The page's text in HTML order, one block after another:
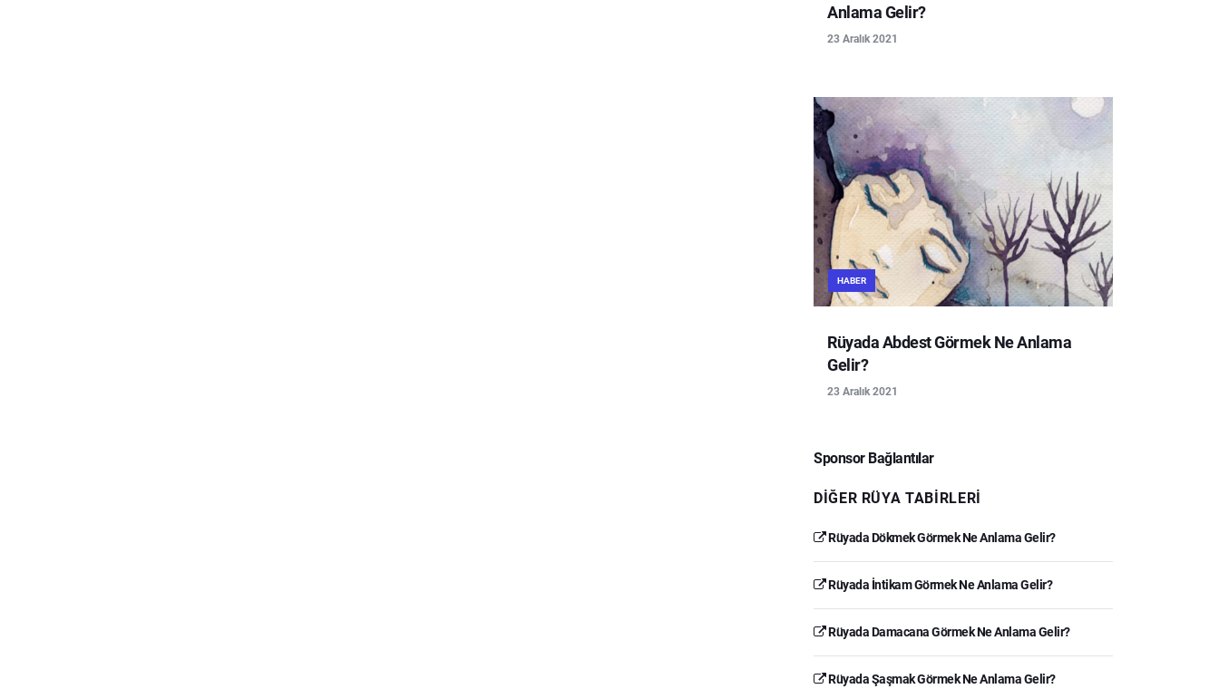
Anlama Gelir?
23 Aralık 2021
HABER
Rüyada Abdest Görmek Ne Anlama
Gelir?
23 Aralık 2021
Sponsor Bağlantılar
DIĞER RÜYA TABIRLERI
Rüyada Dökmek Görmek Ne Anlama Gelir?
Rüyada İntikam Görmek Ne Anlama Gelir?
Rüyada Damacana Görmek Ne Anlama Gelir?
Rüyada Şaşmak Görmek Ne Anlama Gelir?